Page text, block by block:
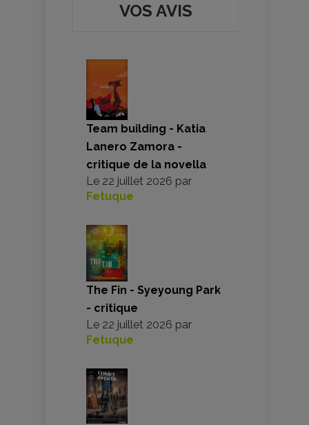
VOS AVIS
Team building - Katia
Lanero Zamora -
critique de la novella
Le 22 juillet 2026 par
Fetuque
The Fin - Syeyoung Park
- critique
Le 22 juillet 2026 par
Fetuque